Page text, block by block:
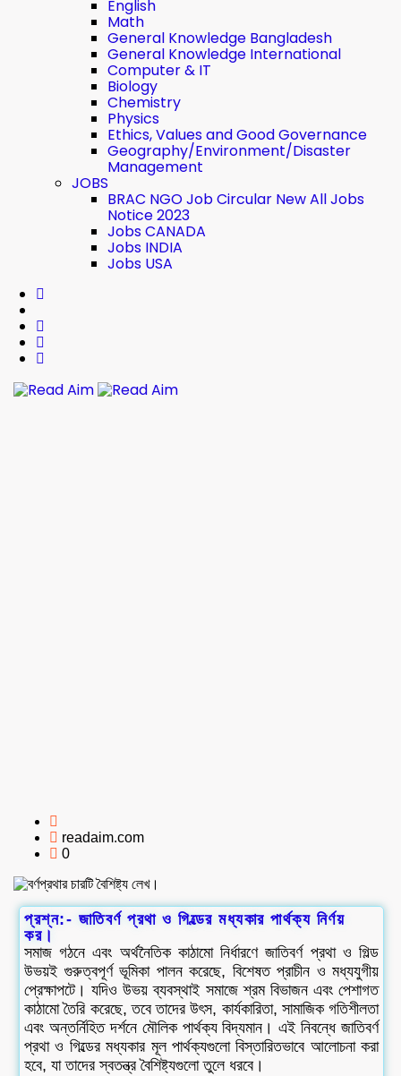
English
Math
General Knowledge Bangladesh
General Knowledge International
Computer & IT
Biology
Chemistry
Physics
Ethics, Values ​​and Good Governance
Geography/Environment/Disaster
Management
JOBS
BRAC NGO Job Circular New All Jobs
Notice 2023
Jobs CANADA
Jobs INDIA
Jobs USA
Read Aim
readaim.com
0
প্রশ্ন:- জাতিবর্ণ প্রথা ও গিল্ডের মধ্যকার পার্থক্য নির্ণয়
কর।
সমাজ গঠনে এবং অর্থনৈতিক কাঠামো নির্ধারণে জাতিবর্ণ প্রথা ও গিল্ড
উভয়ই গুরুত্বপূর্ণ ভূমিকা পালন করেছে, বিশেষত প্রাচীন ও মধ্যযুগীয়
প্রেক্ষাপটে। যদিও উভয় ব্যবস্থাই সমাজে শ্রম বিভাজন এবং পেশাগত
কাঠামো তৈরি করেছে, তবে তাদের উৎস, কার্যকারিতা, সামাজিক গতিশীলতা
এবং অন্তর্নিহিত দর্শনে মৌলিক পার্থক্য বিদ্যমান। এই নিবন্ধে জাতিবর্ণ
প্রথা ও গিল্ডের মধ্যকার মূল পার্থক্যগুলো বিস্তারিতভাবে আলোচনা করা
হবে, যা তাদের স্বতন্ত্র বৈশিষ্ট্যগুলো তুলে ধরবে।